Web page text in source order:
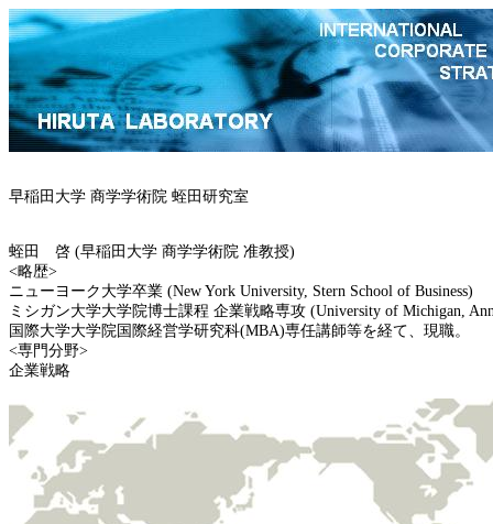
早稲田大学 商学学術院 蛭田研究室
蛭田 啓 (早稲田大学 商学学術院 准教授)
<略歴>
ニューヨーク大学卒業 (New York University, Stern School of Business)
ミシガン大学大学院博士課程 企業戦略専攻 (University of Michigan,
国際大学大学院国際経営学研究科(MBA)専任講師等を経て、現職。
<専門分野>
企業戦略